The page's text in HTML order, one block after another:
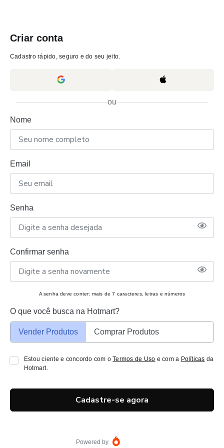
Criar conta
Cadastro rápido, seguro e do seu jeito.
ou
Nome
Email
Senha
Confirmar senha
A senha deve conter: mais de 7 caracteres, letras e números
O que você busca na Hotmart?
Vender Produtos Comprar Produtos
Estou ciente e concordo com oTermos de Uso e com a Políticas da
Hotmart.
Cadastre-se agora
Powered by